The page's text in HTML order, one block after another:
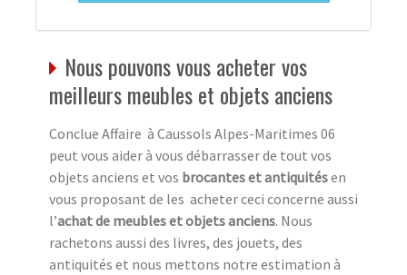
Nous pouvons vous acheter vos
meilleurs meubles et objets anciens
Conclue Affaire à Caussols Alpes-Maritimes 06
peut vous aider à vous débarrasser de tout vos
objets anciens et vos brocantes et antiquitésen
vous proposant de les acheter ceci concerne aussi
l’achat de meubles et objets anciens. Nous
rachetons aussi des livres, des jouets, des
antiquités et nous mettons notre estimation à